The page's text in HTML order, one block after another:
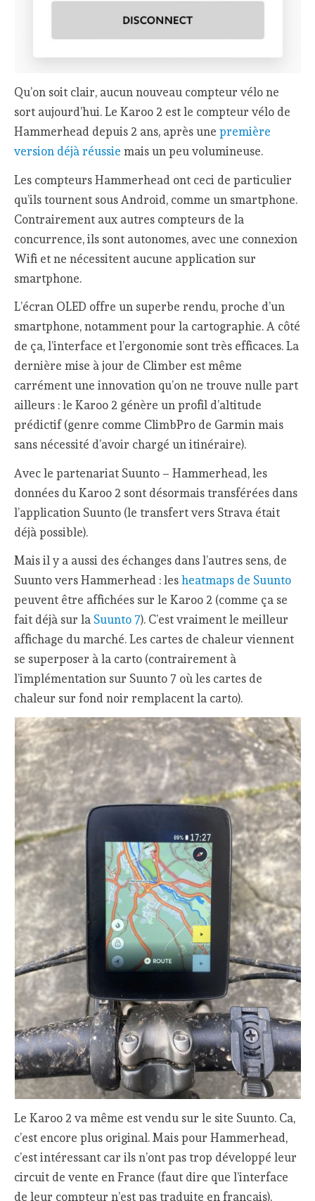
Qu’on soit clair, aucun nouveau compteur vélo ne
sort aujourd’hui. Le Karoo 2 est le compteur vélo de
Hammerhead depuis 2 ans, après unepremière
version déjà réussie mais un peu volumineuse.
Les compteurs Hammerhead ont ceci de particulier
qu’ils tournent sous Android, comme un smartphone.
Contrairement aux autres compteurs de la
concurrence, ils sont autonomes, avec une connexion
Wifi et ne nécessitent aucune application sur
smartphone.
L’écran OLED offre un superbe rendu, proche d’un
smartphone, notamment pour la cartographie. A côté
de ça, l’interface et l’ergonomie sont très efficaces. La
dernière mise à jour de Climber est même
carrément une innovation qu’on ne trouve nulle part
ailleurs : le Karoo 2 génère un profil d’altitude
prédictif (genre comme ClimbPro de Garmin mais
sans nécessité d’avoir chargé un itinéraire).
Avec le partenariat Suunto – Hammerhead, les
données du Karoo 2 sont désormais transférées dans
l’application Suunto (le transfert vers Strava était
déjà possible).
Mais il y a aussi des échanges dans l’autres sens, de
Suunto vers Hammerhead : lesheatmaps de Suunto
peuvent être affichées sur le Karoo 2 (comme ça se
fait déjà sur la Suunto 7). C’est vraiment le meilleur
affichage du marché. Les cartes de chaleur viennent
se superposer à la carto (contrairement à
l’implémentation sur Suunto 7 où les cartes de
chaleur sur fond noir remplacent la carto).
Le Karoo 2 va même est vendu sur le site Suunto. Ca,
c’est encore plus original. Mais pour Hammerhead,
c’est intéressant car ils n’ont pas trop développé leur
circuit de vente en France (faut dire que l’interface
de leur compteur n’est pas traduite en français).